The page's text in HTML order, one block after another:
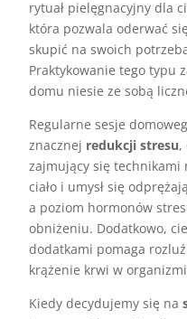
rytuał pielęgnacyjny dla
która pozwala oderwać
skupić na swoich
Praktykowanie tego typu
domu niesie ze sobą
Regularne sesje
znacznej redukcji stresu,
zajmujący się technikami
ciało i umysł się
a poziom hormonów
obniżeniu. Dodatkowo,
dodatkami pomaga
krążenie krwi w
Kiedy decydujemy się na